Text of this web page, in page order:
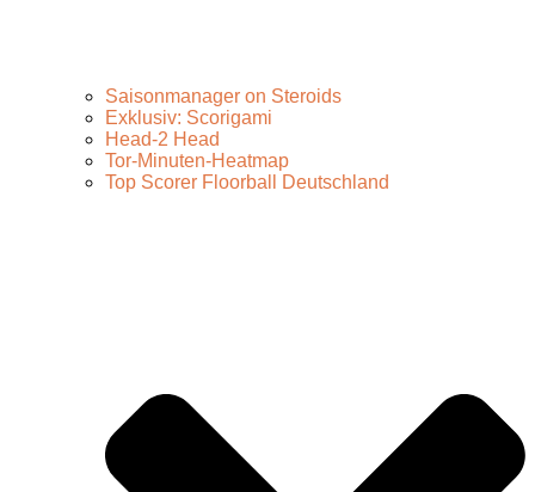
Saisonmanager on Steroids
Exklusiv: Scorigami
Head-2 Head
Tor-Minuten-Heatmap
Top Scorer Floorball Deutschland